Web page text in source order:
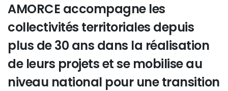
AMORCE accompagne les
collectivités territoriales depuis
plus de 30 ans dans la réalisation
de leurs projets et se mobilise au
niveau national pour une transition